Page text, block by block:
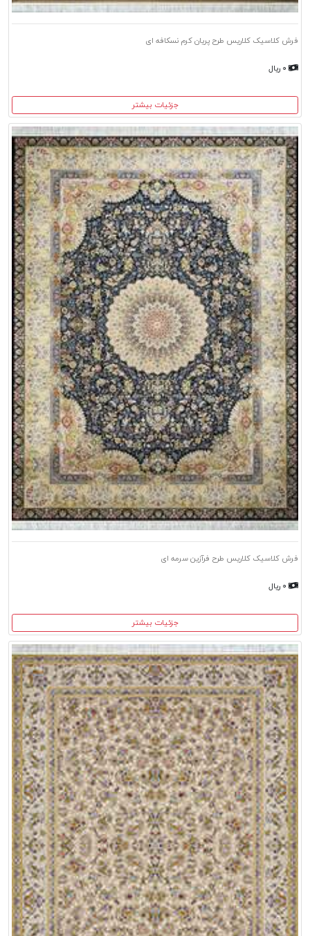
فرش کلاسیک کلاریس طرح پریان کرم نسکافه ای
جزئیات بیشتر
فرش کلاسیک کلاریس طرح فرآزین سرمه ای
جزئیات بیشتر